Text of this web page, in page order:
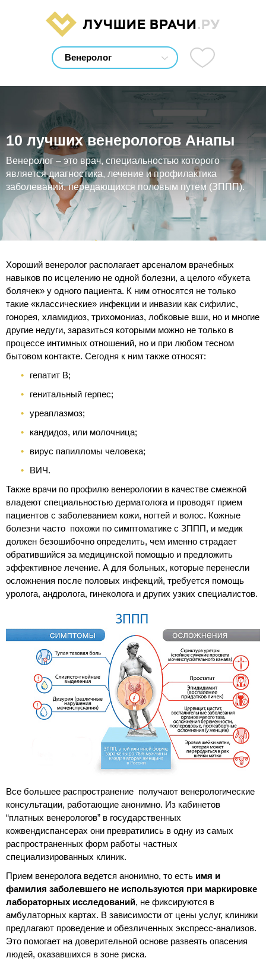
ЛУЧШИЕ ВРАЧИ.РУ
10 лучших венерологов Анапы
Венеролог – это врач, специальностью которого
является диагностика, лечение и профилактика
заболеваний, передающихся половым путем (ЗППП).
Хороший венеролог располагает арсеналом врачебных
навыков по исцелению не одной болезни, а целого «букета
болячек» у одного пациента. К ним относятся не только
такие «классические» инфекции и инвазии как сифилис,
гонорея, хламидиоз, трихомониаз, лобковые вши, но и многие
другие недуги, заразиться которыми можно не только в
процессе интимных отношений, но и при любом тесном
бытовом контакте. Сегодня к ним также относят:
гепатит В;
генитальный герпес;
уреаплазмоз;
кандидоз, или молочница;
вирус папилломы человека;
ВИЧ.
Также врачи по профилю венерологии в качестве смежной
владеют специальностью дерматолога и проводят прием
пациентов с заболеванием кожи, ногтей и волос. Кожные
болезни часто похожи по симптоматике с ЗППП, и медик
должен безошибочно определить, чем именно страдает
обратившийся за медицинской помощью и предложить
эффективное лечение. А для больных, которые перенесли
осложнения после половых инфекций, требуется помощь
уролога, андролога, гинеколога и других узких специалистов.
Все большее распространение получают венерологические
консультации, работающие анонимно. Из кабинетов
“платных венерологов” в государственных
кожвендиспансерах они превратились в одну из самых
распространенных форм работы частных
специализированных клиник.
Прием венеролога ведется анонимно, то есть имя и
фамилия заболевшего не используются при маркировке
лабораторных исследований, не фиксируются в
амбулаторных картах. В зависимости от цены услуг, клиники
предлагают проведение и обезличенных экспресс-анализов.
Это помогает на доверительной основе развеять опасения
людей, оказавшихся в зоне риска.